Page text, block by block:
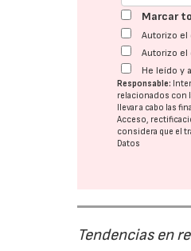
Marcar
Autorizo el
Autorizo el
He leído y
Responsable:
relacionados con
llevar a cabo las
Acceso,
considera que el
Datos
Tendencias en